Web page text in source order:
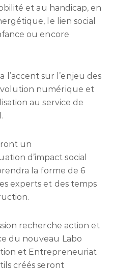
et au handicap, en
le lien social
ou encore
l’accent sur l’enjeu des
numérique et
au service de
un
d’impact social
la forme de 6
experts et des temps
recherche action et
du nouveau Labo
et Entrepreneuriat
créés seront